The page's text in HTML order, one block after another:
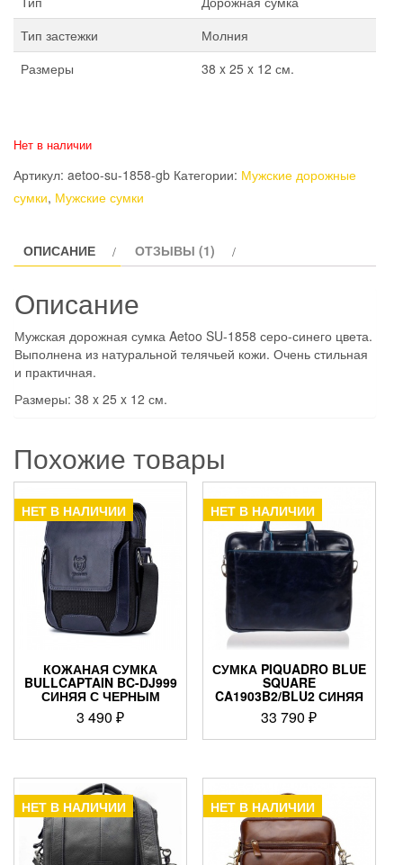
Тип застежки
Молния
Размеры
38 x 25 x 12 см.
Нет в наличии
Артикул: aetoo-su-1858-gb Категории: Мужские дорожные
сумки, Мужские сумки
ОПИСАНИЕ ОТЗЫВЫ (1)
Описание
Мужская дорожная сумка Aetoo SU-1858 серо-синего цвета.
Выполнена из натуральной телячьей кожи. Очень стильная
и практичная.
Размеры: 38 x 25 x 12 см.
Похожие товары
НЕТ В НАЛИЧИИ
КОЖАНАЯ СУМКА
BULLCAPTAIN BC-DJ999
СИНЯЯ С ЧЕРНЫМ
3 490₽
НЕТ В НАЛИЧИИ
СУМКА PIQUADRO BLUE
SQUARE
CA1903B2/BLU2 СИНЯЯ
33 790₽
НЕТ В НАЛИЧИИ НЕТ В НАЛИЧИИ